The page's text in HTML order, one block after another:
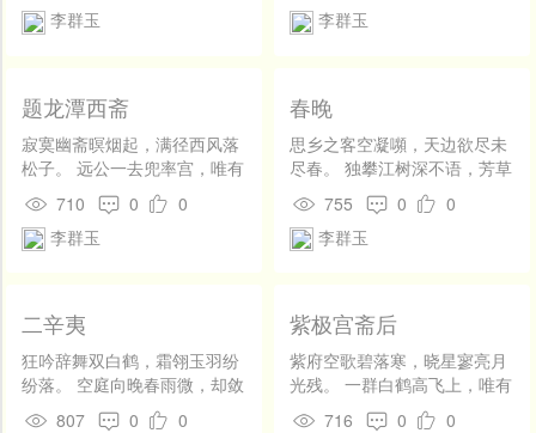
李群玉
李群玉
题龙潭西斋
寂寞幽斋暝烟起，满径西风落
松子。 远公一去兜率宫，唯有
面前虎溪水。
710 0
0
李群玉
春晚
思乡之客空凝嚬，天边欲尽未
尽春。 独攀江树深不语，芳草
落花愁杀人。
755 0
0
李群玉
二辛夷
狂吟辞舞双白鹤，霜翎玉羽纷
纷落。 空庭向晚春雨微，却敛
寒香抱瑶萼。
807 0
0
紫极宫斋后
紫府空歌碧落寒，晓星寥亮月
光残。 一群白鹤高飞上，唯有
松风吹石坛。
716 0
0